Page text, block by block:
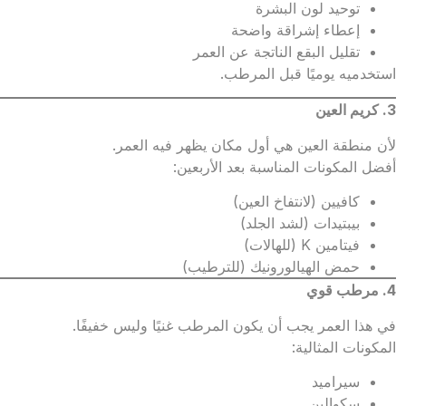
توحيد لون البشرة
إعطاء إشراقة واضحة
تقليل البقع الناتجة عن العمر
استخدميه يوميًا قبل المرطب.
3. كريم العين
لأن منطقة العين هي أول مكان يظهر فيه العمر.
أفضل المكونات المناسبة بعد الأربعين:
كافيين (لانتفاخ العين)
بيبتيدات (لشد الجلد)
فيتامين K (للهالات)
حمض الهيالورونيك (للترطيب)
4. مرطب قوي
في هذا العمر يجب أن يكون المرطب غنيًا وليس خفيفًا.
المكونات المثالية:
سيراميد